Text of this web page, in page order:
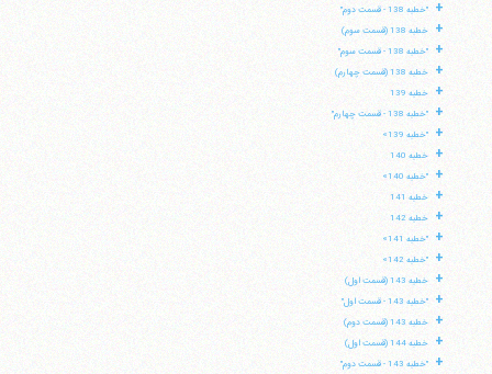
+ "خطبه 138 - قسمت دوم"
+ خطبه 138 (قسمت سوم)
+ "خطبه 138 - قسمت سوم"
+ خطبه 138 (قسمت چهارم)
+ خطبه 139
+ "خطبه 138 - قسمت چهارم"
+ "خطبه 139»
+ خطبه 140
+ "خطبه 140»
+ خطبه 141
+ خطبه 142
+ "خطبه 141»
+ "خطبه 142»
+ خطبه 143 (قسمت اول)
+ "خطبه 143 - قسمت اول"
+ خطبه 143 (قسمت دوم)
+ خطبه 144 (قسمت اول)
+ "خطبه 143 - قسمت دوم"